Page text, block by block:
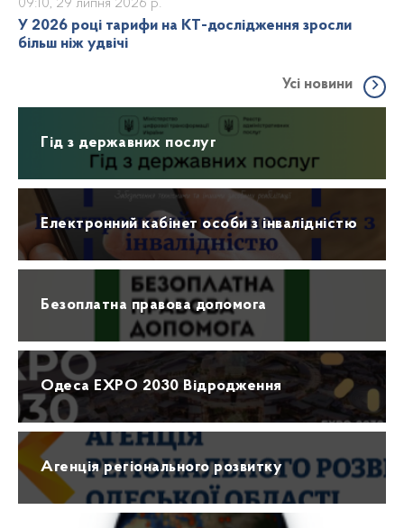
У 2026 році тарифи на КТ-дослідження зросли
більш ніж удвічі
09:10, 29 липня 2026 р.
Усі новини
Гід з державних послуг
Електронний кабінет особи з інвалідністю
Безоплатна правова допомога
Одеса EXPO 2030 Відродження
Агенція регіонального розвитку